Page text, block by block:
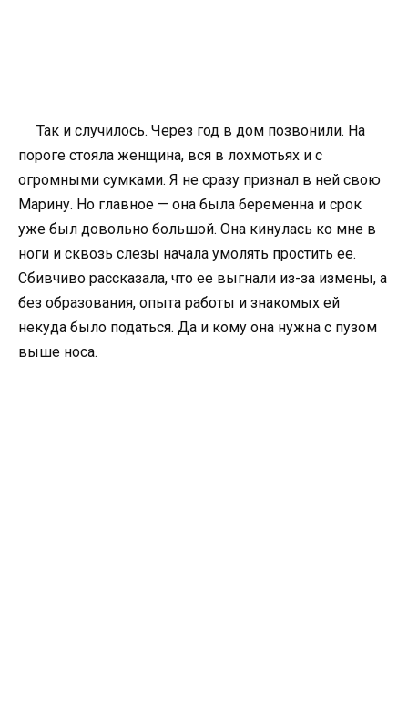
Так и случилось. Через год в дом позвонили. На
пороге стояла женщина, вся в лохмотьях и с
огромными сумками. Я не сразу признал в ней свою
Марину. Но главное — она была беременна и срок
уже был довольно большой. Она кинулась ко мне в
ноги и сквозь слезы начала умолять простить ее.
Сбивчиво рассказала, что ее выгнали из-за измены, а
без образования, опыта работы и знакомых ей
некуда было податься. Да и кому она нужна с пузом
выше носа.